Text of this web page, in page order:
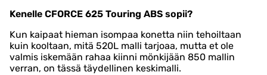
Kenelle CFORCE 625 Touring ABS sopii?
Kun kaipaat hieman isompaa konetta niin tehoiltaan
kuin kooltaan, mitä 520L malli tarjoaa, mutta et ole
valmis iskemään rahaa kiinni mönkijään 850 mallin
verran, on tässä täydellinen keskimalli.